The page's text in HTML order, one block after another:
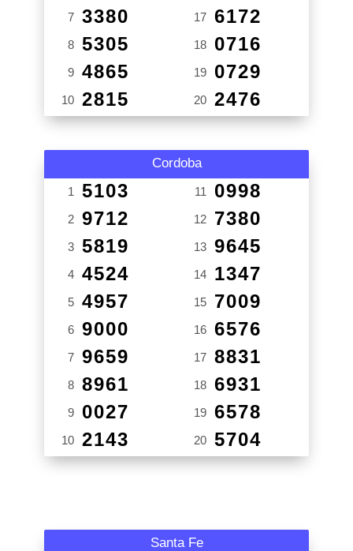
7 3380
8 5305
9 4865
10 2815
17 6172
18 0716
19 0729
20 2476
Cordoba
1 5103
2 9712
3 5819
4 4524
5 4957
6 9000
7 9659
8 8961
9 0027
10 2143
11 0998
12 7380
13 9645
14 1347
15 7009
16 6576
17 8831
18 6931
19 6578
20 5704
Santa Fe